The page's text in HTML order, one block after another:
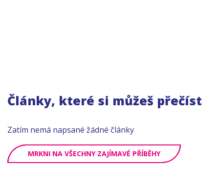
Články, které si můžeš přečíst
Zatím nemá napsané žádné články
MRKNI NA VŠECHNY ZAJÍMAVÉ PŘÍBĚHY